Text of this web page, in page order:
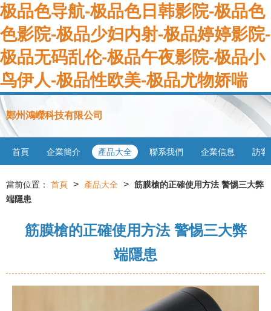
极品色导航-极品色日韩影院-极品色
色影院-极品少妇内射-极品婷婷影院-
极品无码乱伦-极品午夜影院-极品小
鸟伊人-极品性欧美-极品尤物娇喘
鄭州鴻嶸科技有限公司
首頁 企業簡介 產品大全 聯系我們 企業信息 訪客
當前位置： 首頁 > 產品大全 > 筋膜槍的正確使用方法 警惕三大弊
端隱患
筋膜槍的正確使用方法 警惕三大弊
端隱患